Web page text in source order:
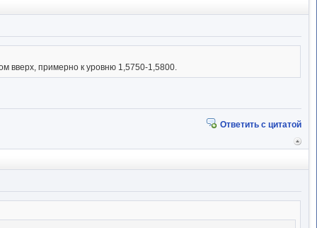
вверх, примерно к уровню 1,5750-1,5800.
Ответить с цитатой
к